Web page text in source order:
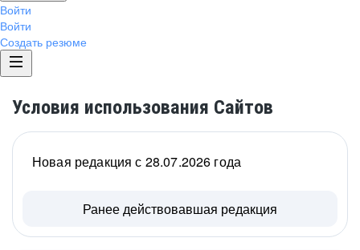
Войти
Войти
Создать резюме
Условия использования Сайтов
Новая редакция с 28.07.2026 года
Ранее действовавшая редакция